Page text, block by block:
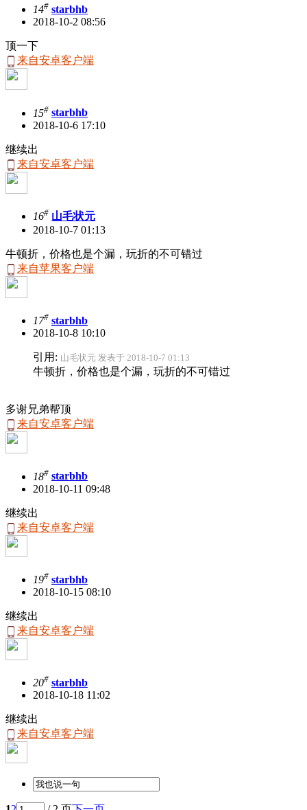
14# starbhb
2018-10-2 08:56
顶一下
来自安卓客户端
15# starbhb
2018-10-6 17:10
继续出
来自安卓客户端
16# 山毛状元
2018-10-7 01:13
牛顿折，价格也是个漏，玩折的不可错过
来自苹果客户端
17# starbhb
2018-10-8 10:10
引用: 山毛状元 发表于 2018-10-7 01:13
牛顿折，价格也是个漏，玩折的不可错过
多谢兄弟帮顶
来自安卓客户端
18# starbhb
2018-10-11 09:48
继续出
来自安卓客户端
19# starbhb
2018-10-15 08:10
继续出
来自安卓客户端
20# starbhb
2018-10-18 11:02
继续出
来自安卓客户端